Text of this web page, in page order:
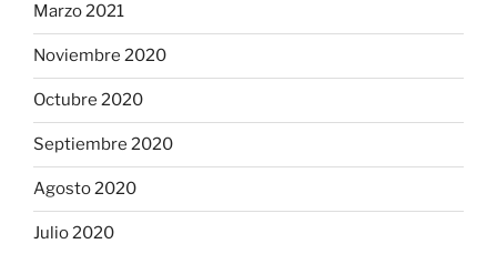
Marzo 2021
Noviembre 2020
Octubre 2020
Septiembre 2020
Agosto 2020
Julio 2020